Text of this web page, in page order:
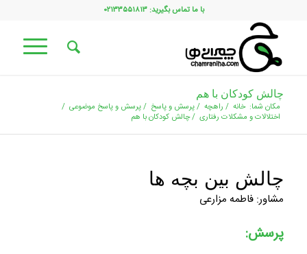
با ما تماس بگیرید: ۰۲۱۳۳۵۵۱۸۱۳
چالش کودکان با هم
مکان شما: خانه / راهچه /پرسش و پاسخ /پرسش و پاسخ موضوعی /
اختلالات و مشکلات رفتاری /چالش کودکان با هم
چالش بین بچه ها
مشاور: فاطمه مزارعی
پرسش: